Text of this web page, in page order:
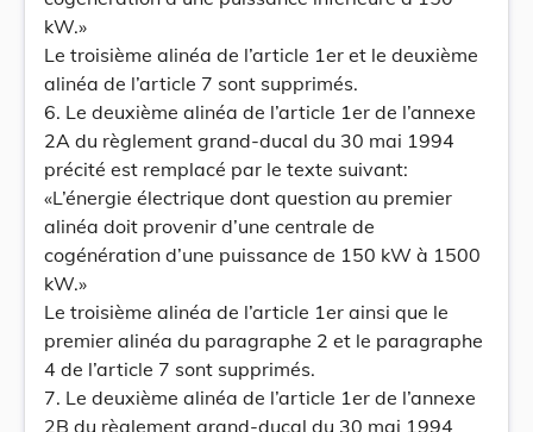
kW.»
Le troisième alinéa de l’article 1er et le deuxième
alinéa de l’article 7 sont supprimés.
6. Le deuxième alinéa de l’article 1er de l’annexe
2A du règlement grand-ducal du 30 mai 1994
précité est remplacé par le texte suivant:
«L’énergie électrique dont question au premier
alinéa doit provenir d’une centrale de
cogénération d’une puissance de 150 kW à 1500
kW.»
Le troisième alinéa de l’article 1er ainsi que le
premier alinéa du paragraphe 2 et le paragraphe
4 de l’article 7 sont supprimés.
7. Le deuxième alinéa de l’article 1er de l’annexe
2B du règlement grand-ducal du 30 mai 1994